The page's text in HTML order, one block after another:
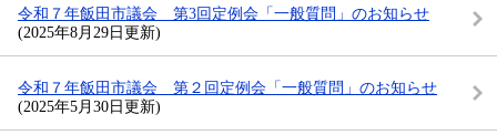
令和７年飯田市議会 第3回定例会「一般質問」のお知らせ
(2025年8月29日更新)
令和７年飯田市議会 第２回定例会「一般質問」のお知らせ
(2025年5月30日更新)